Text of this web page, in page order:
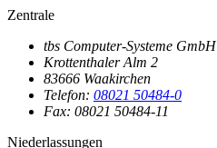
Zentrale
tbs Computer-Systeme GmbH
Krottenthaler Alm 2
83666 Waakirchen
Telefon: 08021 50484-0
Fax: 08021 50484-11
Niederlassungen